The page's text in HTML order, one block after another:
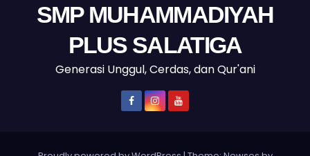
SMP MUHAMMADIYAH
PLUS SALATIGA
Generasi Unggul, Cerdas, dan Qur'ani